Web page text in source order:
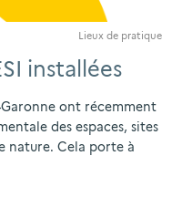
Lieux de pratique
installées
ont récemment
des espaces, sites
nature. Cela porte à